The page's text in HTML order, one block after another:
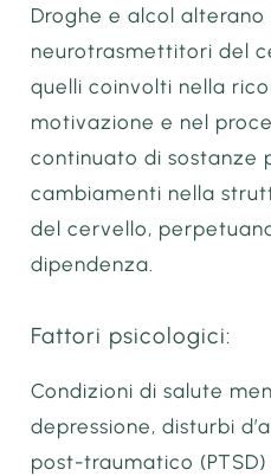
Droghe e alcol alterano
neurotrasmettitori del
quelli coinvolti nella
motivazione e nel
continuato di sostanze
cambiamenti nella
del cervello,
dipendenza.
Fattori psicologici:
Condizioni di salute
depressione, disturbi
post-traumatico